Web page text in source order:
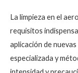
La limpieza en el
requisitos
aplicación de
especializada y